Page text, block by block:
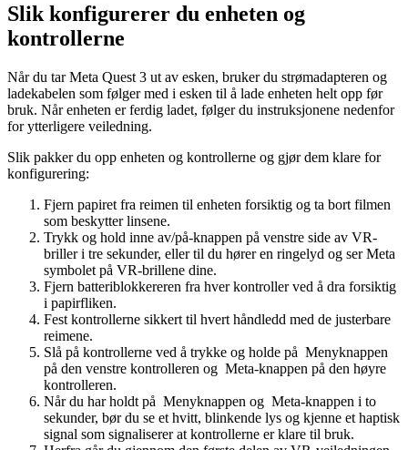
Slik konfigurerer du enheten og
kontrollerne
Når du tar Meta Quest 3 ut av esken, bruker du strømadapteren og
ladekabelen som følger med i esken til å lade enheten helt opp før
bruk. Når enheten er ferdig ladet, følger du instruksjonene nedenfor
for ytterligere veiledning.
Slik pakker du opp enheten og kontrollerne og gjør dem klare for
konfigurering:
Fjern papiret fra reimen til enheten forsiktig og ta bort filmen
som beskytter linsene.
Trykk og hold inne av/på-knappen på venstre side av VR-
briller i tre sekunder, eller til du hører en ringelyd og ser Meta
symbolet på VR-brillene dine.
Fjern batteriblokkereren fra hver kontroller ved å dra forsiktig
i papirfliken.
Fest kontrollerne sikkert til hvert håndledd med de justerbare
reimene.
Slå på kontrollerne ved å trykke og holde på Menyknappen
på den venstre kontrolleren og Meta-knappen på den høyre
kontrolleren.
Når du har holdt på Menyknappen og Meta-knappen i to
sekunder, bør du se et hvitt, blinkende lys og kjenne et haptisk
signal som signaliserer at kontrollerne er klare til bruk.